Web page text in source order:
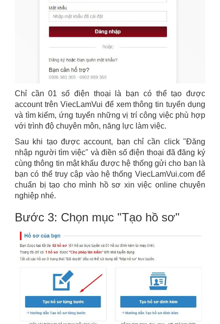
Chỉ cần 01 số điện thoại là bạn có thể tạo được
account trên ViecLamVui để xem thông tin tuyển dụng
và tìm kiếm, ứng tuyển những vị trí công việc phù hợp
với trình độ chuyên môn, năng lực làm việc.
Sau khi tạo được account, bạn chỉ cần click "Đăng
nhập người tìm việc" và điền số điện thoại đã đăng ký
cùng thông tin mật khẩu được hệ thống gửi cho bạn là
bạn có thể truy cập vào hệ thống ViecLamVui.com để
chuẩn bị tạo cho mình hồ sơ xin việc online chuyên
nghiệp nhé.
Bước 3: Chọn mục "Tạo hồ sơ"